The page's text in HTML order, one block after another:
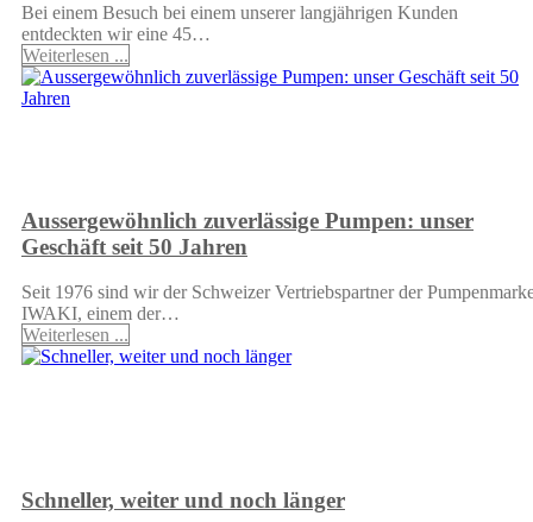
Bei einem Besuch bei einem unserer langjährigen Kunden
entdeckten wir eine 45…
Weiterlesen ...
Aussergewöhnlich zuverlässige Pumpen: unser
Geschäft seit 50 Jahren
Seit 1976 sind wir der Schweizer Vertriebspartner der
IWAKI, einem der…
Weiterlesen ...
Schneller, weiter und noch länger